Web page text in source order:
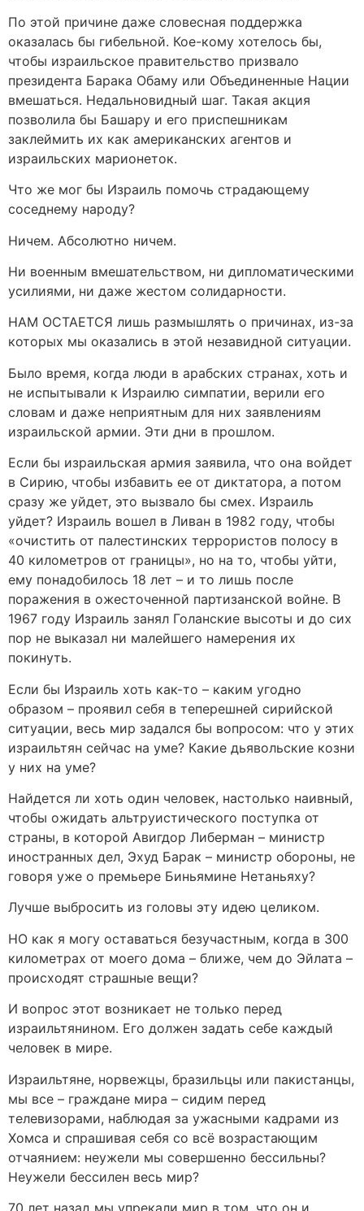
По этой причине даже словесная поддержка
оказалась бы гибельной. Кое-кому хотелось бы,
чтобы израильское правительство призвало
президента Барака Обаму или Объединенные Нации
вмешаться. Недальновидный шаг. Такая акция
позволила бы Башару и его приспешникам
заклеймить их как американских агентов и
израильских марионеток.
Что же мог бы Израиль помочь страдающему
соседнему народу?
Ничем. Абсолютно ничем.
Ни военным вмешательством, ни дипломатическими
усилиями, ни даже жестом солидарности.
НАМ ОСТАЕТСЯ лишь размышлять о причинах, из-за
которых мы оказались в этой незавидной ситуации.
Было время, когда люди в арабских странах, хоть и
не испытывали к Израилю симпатии, верили его
словам и даже неприятным для них заявлениям
израильской армии. Эти дни в прошлом.
Если бы израильская армия заявила, что она войдет
в Сирию, чтобы избавить ее от диктатора, а потом
сразу же уйдет, это вызвало бы смех. Израиль
уйдет? Израиль вошел в Ливан в 1982 году, чтобы
«очистить от палестинских террористов полосу в
40 километров от границы», но на то, чтобы уйти,
ему понадобилось 18 лет – и то лишь после
поражения в ожесточенной партизанской войне. В
1967 году Израиль занял Голанские высоты и до сих
пор не выказал ни малейшего намерения их
покинуть.
Если бы Израиль хоть как-то – каким угодно
образом – проявил себя в теперешней сирийской
ситуации, весь мир задался бы вопросом: что у этих
израильтян сейчас на уме? Какие дьявольские козни
у них на уме?
Найдется ли хоть один человек, настолько наивный,
чтобы ожидать альтруистического поступка от
страны, в которой Авигдор Либерман – министр
иностранных дел, Эхуд Барак – министр обороны, не
говоря уже о премьере Биньямине Нетаньяху?
Лучше выбросить из головы эту идею целиком.
НО как я могу оставаться безучастным, когда в 300
километрах от моего дома – ближе, чем до Эйлата –
происходят страшные вещи?
И вопрос этот возникает не только перед
израильтянином. Его должен задать себе каждый
человек в мире.
Израильтяне, норвежцы, бразильцы или пакистанцы,
мы все – граждане мира – сидим перед
телевизорами, наблюдая за ужасными кадрами из
Хомса и спрашивая себя со всё возрастающим
отчаянием: неужели мы совершенно бессильны?
Неужели бессилен весь мир?
70 лет назад мы упрекали мир в том, что он и